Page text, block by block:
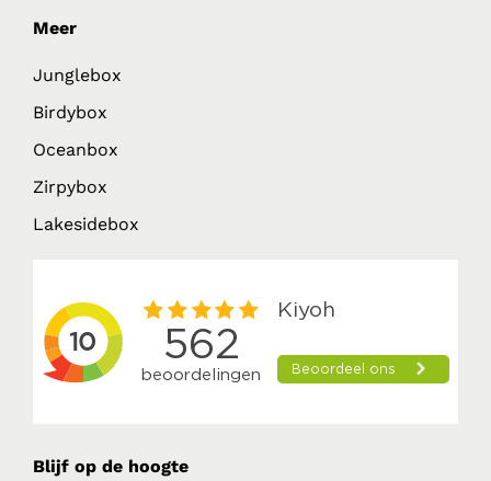
Meer
Junglebox
Birdybox
Oceanbox
Zirpybox
Lakesidebox
Blijf op de hoogte